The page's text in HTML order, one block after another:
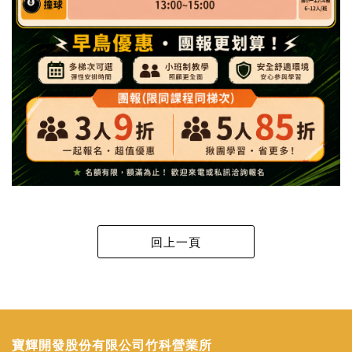
寶輝開發股份有限公司竹科營業所